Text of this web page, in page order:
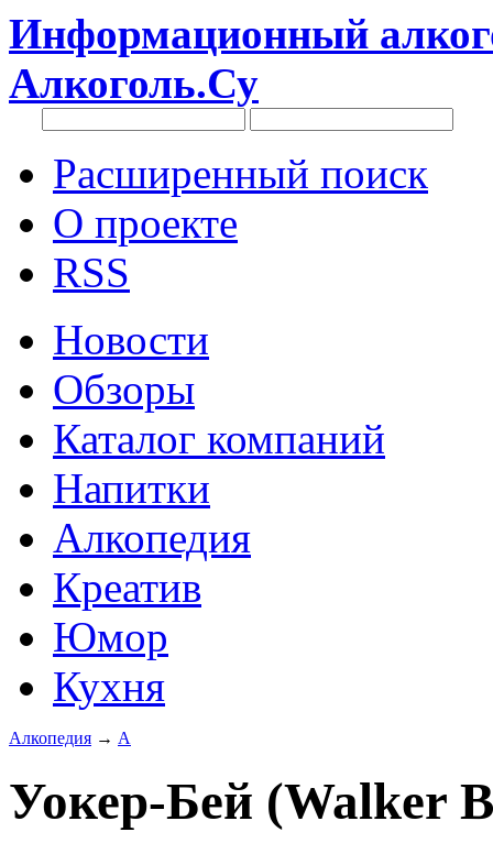
Информационный
Алкоголь.Су
Расширенный поиск
О проекте
RSS
Новости
Обзоры
Каталог компаний
Напитки
Алкопедия
Креатив
Юмор
Кухня
Алкопедия → А
Уокер-Бей (Walker